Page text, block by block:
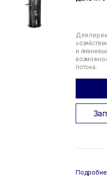
Для
и
потока.